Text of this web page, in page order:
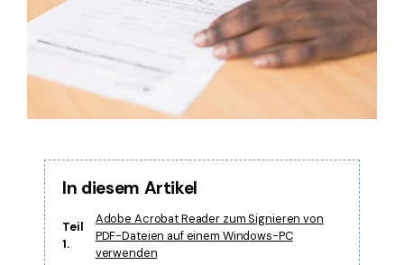
In diesem Artikel
Teil
1.
Adobe Acrobat Reader zum Signieren von
PDF-Dateien auf einem Windows-PC
verwenden